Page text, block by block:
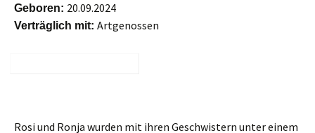
Geboren: 20.09.2024
Verträglich mit: Artgenossen
Rosi und Ronja wurden mit ihren Geschwistern unter einem